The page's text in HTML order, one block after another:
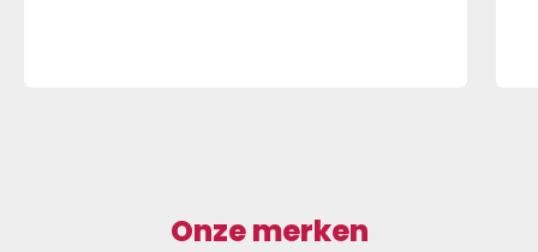
Onze merken